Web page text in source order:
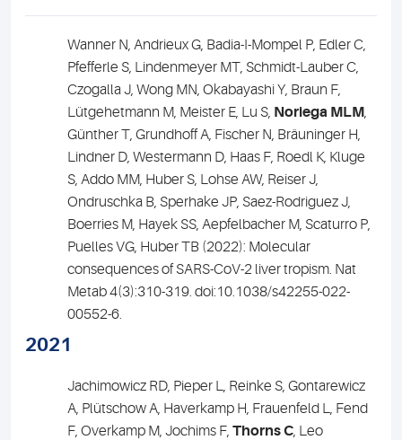
Wanner N, Andrieux G, Badia-I-Mompel P, Edler C,
Pfefferle S, Lindenmeyer MT, Schmidt-Lauber C,
Czogalla J, Wong MN, Okabayashi Y, Braun F,
Lütgehetmann M, Meister E, Lu S, Noriega MLM,
Günther T, Grundhoff A, Fischer N, Bräuninger H,
Lindner D, Westermann D, Haas F, Roedl K, Kluge
S, Addo MM, Huber S, Lohse AW, Reiser J,
Ondruschka B, Sperhake JP, Saez-Rodriguez J,
Boerries M, Hayek SS, Aepfelbacher M, Scaturro P,
Puelles VG, Huber TB (2022): Molecular
consequences of SARS-CoV-2 liver tropism. Nat
Metab 4(3):310-319. doi:10.1038/s42255-022-
00552-6.
2021
Jachimowicz RD, Pieper L, Reinke S, Gontarewicz
A, Plütschow A, Haverkamp H, Frauenfeld L, Fend
F, Overkamp M, Jochims F,Thorns C, Leo